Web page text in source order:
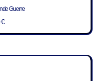
Guerre
€